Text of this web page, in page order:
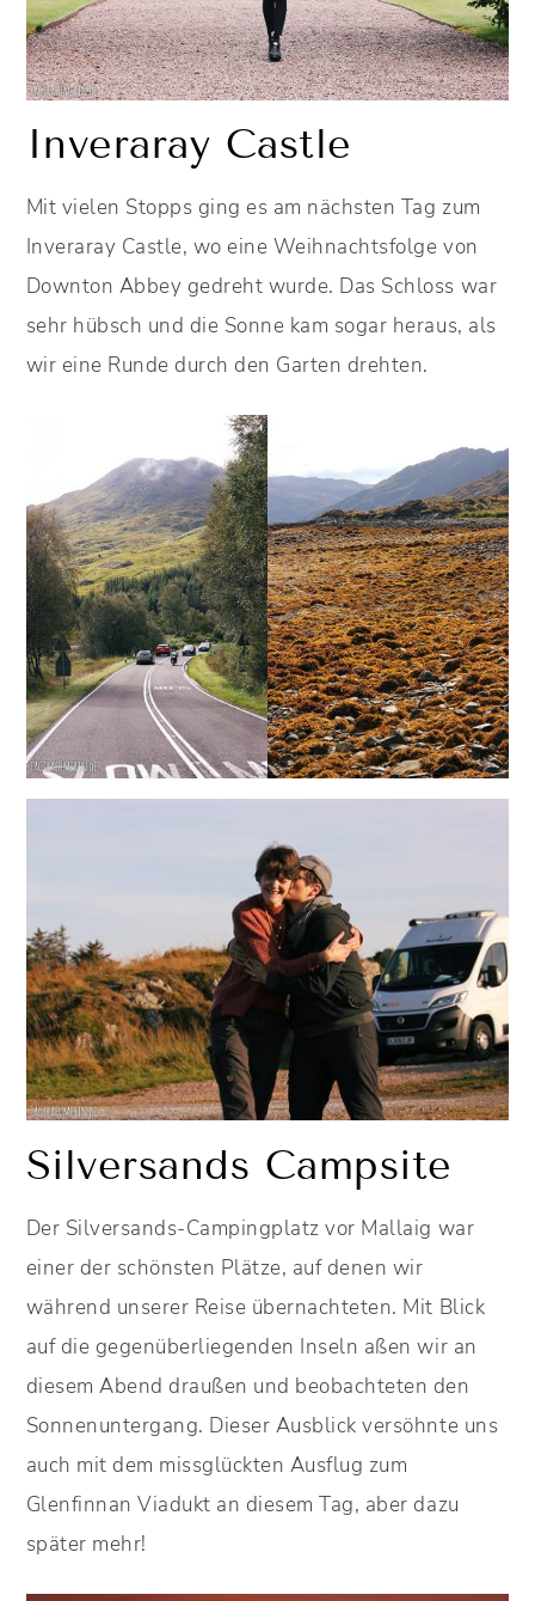
Inveraray Castle
Mit vielen Stopps ging es am nächsten Tag zum
Inveraray Castle, wo eine Weihnachtsfolge von
Downton Abbey gedreht wurde. Das Schloss war
sehr hübsch und die Sonne kam sogar heraus, als
wir eine Runde durch den Garten drehten.
Silversands Campsite
Der Silversands-Campingplatz vor Mallaig war
einer der schönsten Plätze, auf denen wir
während unserer Reise übernachteten. Mit Blick
auf die gegenüberliegenden Inseln aßen wir an
diesem Abend draußen und beobachteten den
Sonnenuntergang. Dieser Ausblick versöhnte uns
auch mit dem missglückten Ausflug zum
Glenfinnan Viadukt an diesem Tag, aber dazu
später mehr!